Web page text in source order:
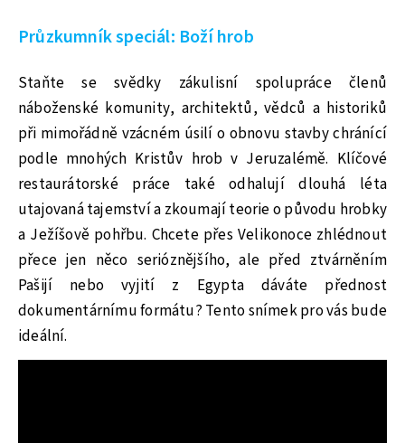
Průzkumník speciál: Boží hrob
Staňte se svědky zákulisní spolupráce členů
náboženské komunity, architektů, vědců a historiků
při mimořádně vzácném úsilí o obnovu stavby chránící
podle mnohých Kristův hrob v Jeruzalémě. Klíčové
restaurátorské práce také odhalují dlouhá léta
utajovaná tajemství a zkoumají teorie o původu hrobky
a Ježíšově pohřbu. Chcete přes Velikonoce zhlédnout
přece jen něco serióznějšího, ale před ztvárněním
Pašijí nebo vyjití z Egypta dáváte přednost
dokumentárnímu formátu? Tento snímek pro vás bude
ideální.